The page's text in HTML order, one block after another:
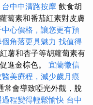
台中中清路按摩 飲食胡
蔔素和番茄紅素對皮膚
心價格，讓您更有預
角落更具魅力 找值得
薯和杏子等胡蘿蔔素有
進金棕色。 宜蘭徵信
美療程，減少歲月痕
常會導致啞光外觀，脫
程變得輕鬆愉快 台中